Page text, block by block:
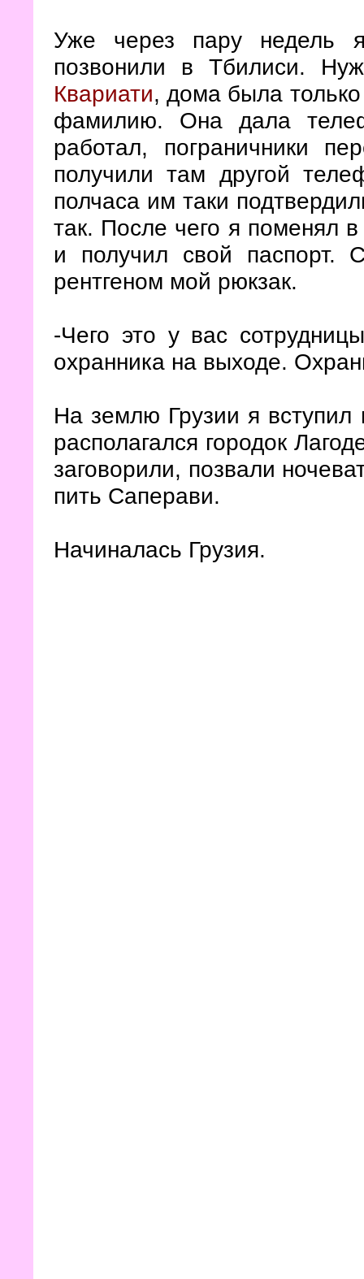
Уже через пару недель
позвонили в Тбилиси.
Квариати, дома была
фамилию. Она дала
работал, пограничники
получили там другой
полчаса им таки
так. После чего я поменял
и получил свой паспорт.
рентгеном мой рюкзак.
-Чего это у вас
охранника на выходе.
На землю Грузии я вступил
располагался городок
заговорили, позвали
пить Саперави.
Начиналась Грузия.